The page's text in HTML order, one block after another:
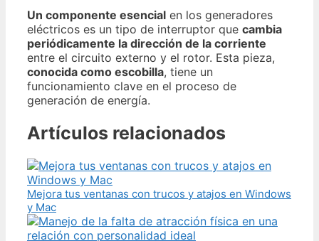
Un componente esencial en los generadores
eléctricos es un tipo de interruptor que cambia
periódicamente la dirección de la corriente
entre el circuito externo y el rotor. Esta pieza,
conocida como escobilla, tiene un
funcionamiento clave en el proceso de
generación de energía.
Artículos relacionados
Mejora tus ventanas con trucos y atajos en Windows
y Mac